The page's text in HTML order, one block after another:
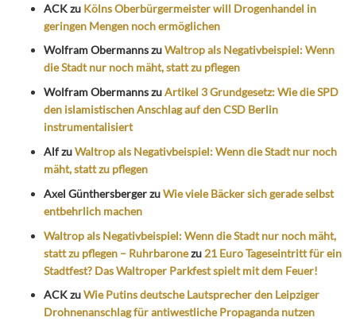
ACKzu Kölns Oberbürgermeister will Drogenhandel in
geringen Mengen noch ermöglichen
Wolfram ObermannszuWaltrop als Negativbeispiel: Wenn
die Stadt nur noch mäht, statt zu pflegen
Wolfram ObermannszuArtikel 3 Grundgesetz: Wie die SPD
den islamistischen Anschlag auf den CSD Berlin
instrumentalisiert
AlfzuWaltrop als Negativbeispiel: Wenn die Stadt nur noch
mäht, statt zu pflegen
Axel GünthersbergerzuWie viele Bäcker sich gerade selbst
entbehrlich machen
Waltrop als Negativbeispiel: Wenn die Stadt nur noch mäht,
statt zu pflegen – Ruhrbaronezu 21 Euro Tageseintritt für ein
Stadtfest? Das Waltroper Parkfest spielt mit dem Feuer!
ACKzuWie Putins deutsche Lautsprecher den Leipziger
Drohnenanschlag für antiwestliche Propaganda nutzen